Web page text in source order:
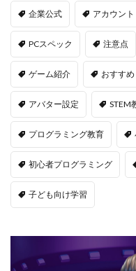
企業公式 アカウント
PCスペック 注意点
ゲーム紹介 おすすめ
アバター設定 STEM
プログラミング教育
初心者プログラミング
子ども向け学習